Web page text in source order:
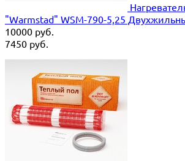
"Warmstad" WSM-790-5,25
10000 руб.
7450 руб.